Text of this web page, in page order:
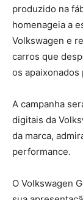
produzido na
homenageia a
Volkswagen e
carros que
os apaixonados
A campanha
digitais da
da marca,
performance.
O Volkswagen